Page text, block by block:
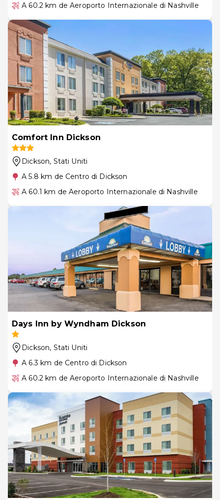
A 60.2 km de Aeroporto Internazionale di Nashville
Comfort Inn Dickson
Dickson, Stati Uniti
A 5.8 km de Centro di Dickson
A 60.1 km de Aeroporto Internazionale di Nashville
Days Inn by Wyndham Dickson
Dickson, Stati Uniti
A 6.3 km de Centro di Dickson
A 60.2 km de Aeroporto Internazionale di Nashville